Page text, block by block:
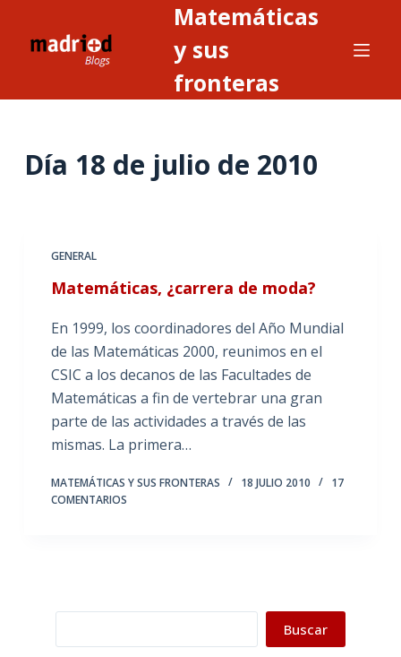
Matemáticas
y sus
fronteras
Día 18 de julio de 2010
GENERAL
Matemáticas, ¿carrera de moda?
En 1999, los coordinadores del Año Mundial
de las Matemáticas 2000, reunimos en el
CSIC a los decanos de las Facultades de
Matemáticas a fin de vertebrar una gran
parte de las actividades a través de las
mismas. La primera…
MATEMÁTICAS Y SUS FRONTERAS 18 JULIO 2010
17
COMENTARIOS
Buscar